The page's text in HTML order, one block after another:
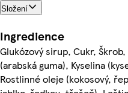
Složení
Ingredience
Glukózový sirup, Cukr,
(arabská guma), Kyselina
Rostlinné oleje (kokosový,